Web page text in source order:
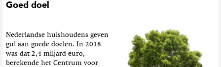
Goed doel
Nederlandse huishoudens geven
gul aan goede doelen. In 2018
was dat 2,4 miljard euro,
berekende het Centrum voor